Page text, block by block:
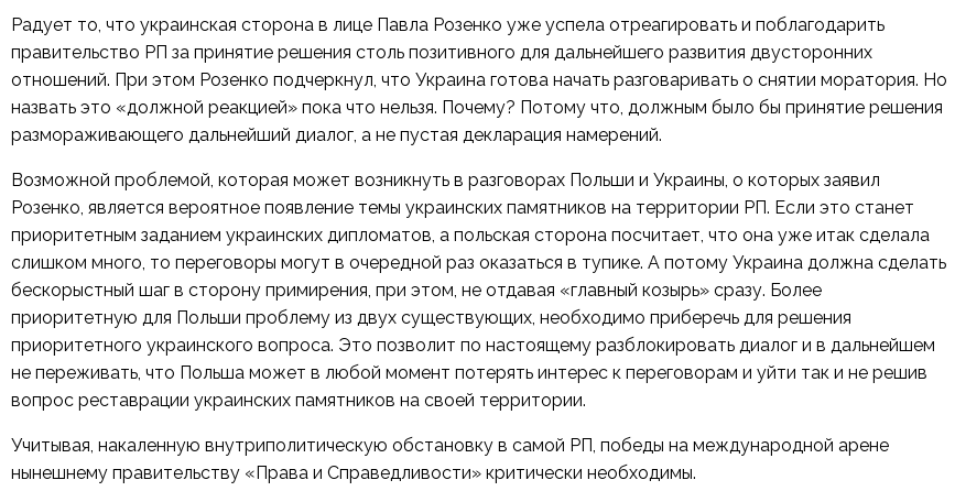
Радует то, что украинская сторона в лице Павла Розенко уже успела отреагировать и поблагодарить
правительство РП за принятие решения столь позитивного для дальнейшего развития двусторонних
отношений. При этом Розенко подчеркнул, что Украина готова начать разговаривать о снятии моратория. Но
назвать это «должной реакцией» пока что нельзя. Почему? Потому что, должным было бы принятие решения
размораживающего дальнейший диалог, а не пустая декларация намерений.
Возможной проблемой, которая может возникнуть в разговорах Польши и Украины, о которых заявил
Розенко, является вероятное появление темы украинских памятников на территории РП. Если это станет
приоритетным заданием украинских дипломатов, а польская сторона посчитает, что она уже итак сделала
слишком много, то переговоры могут в очередной раз оказаться в тупике. А потому Украина должна сделать
бескорыстный шаг в сторону примирения, при этом, не отдавая «главный козырь» сразу. Более
приоритетную для Польши проблему из двух существующих, необходимо приберечь для решения
приоритетного украинского вопроса. Это позволит по настоящему разблокировать диалог и в дальнейшем
не переживать, что Польша может в любой момент потерять интерес к переговорам и уйти так и не решив
вопрос реставрации украинских памятников на своей территории.
Учитывая, накаленную внутриполитическую обстановку в самой РП, победы на международной арене
нынешнему правительству «Права и Справедливости» критически необходимы.